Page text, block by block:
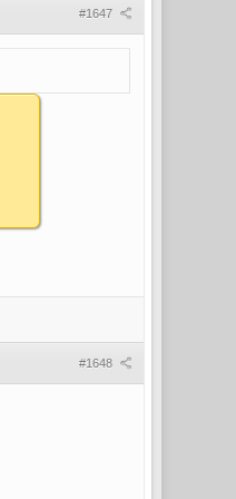
#1647
#1648